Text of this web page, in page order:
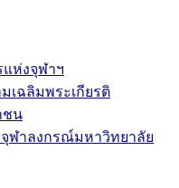
ห่งจุฬาฯ
เฉลิมพระเกียรติ
ชน
ฬาลงกรณ์มหาวิทยาลัย